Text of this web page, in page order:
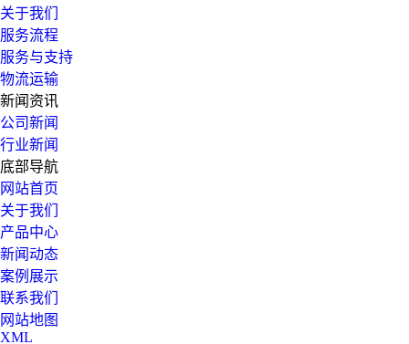
关于我们
服务流程
服务与支持
物流运输
新闻资讯
公司新闻
行业新闻
底部导航
网站首页
关于我们
产品中心
新闻动态
案例展示
联系我们
网站地图
XML